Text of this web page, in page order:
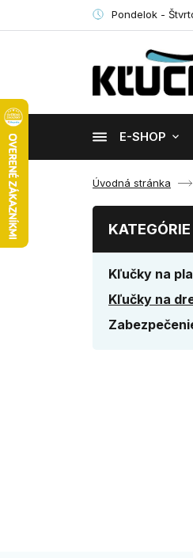
Pondelok -
E-SHOP
Úvodná stránka
KATEGÓRIE
Kľučky na
Kľučky na